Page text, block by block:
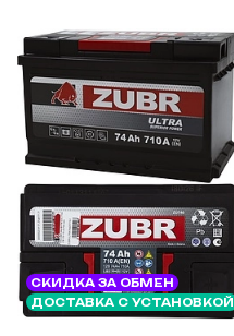
СКИДКА ЗА ОБМЕН
ДОСТАВКА С УСТАНОВКОЙ